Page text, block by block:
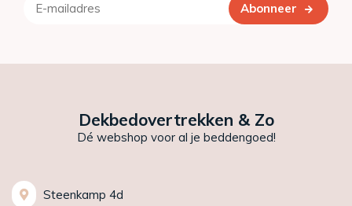
Abonneer
Dekbedovertrekken & Zo
Dé webshop voor al je beddengoed!
Steenkamp 4d